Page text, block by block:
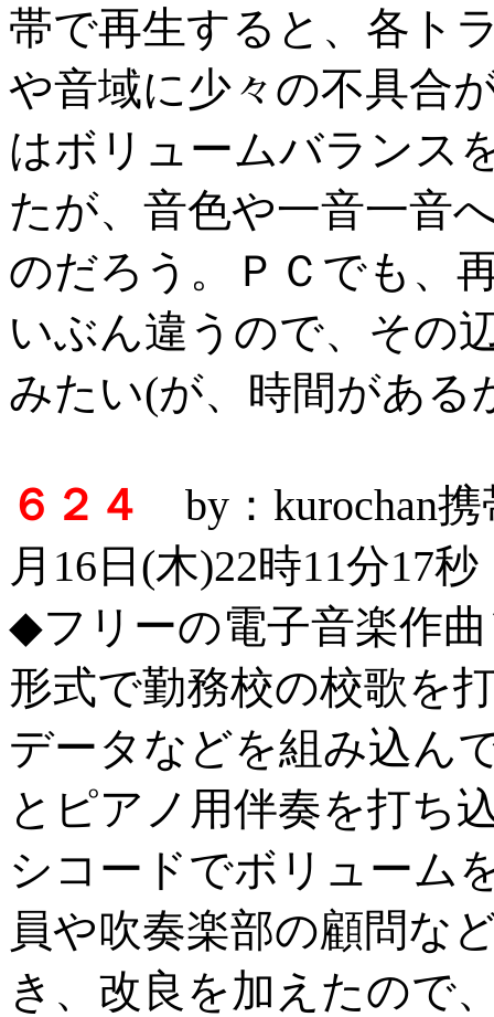
帯で再生すると、各ト
や音域に少々の不具合
はボリュームバランス
たが、音色や一音一音
のだろう。ＰＣでも、
いぶん違うので、その
みたい(が、時間がある
６２４
by：kurochan
月16日(木)22時11分17秒
◆フリーの電子音楽作
形式で勤務校の校歌を
データなどを組み込ん
とピアノ用伴奏を打ち
シコードでボリューム
員や吹奏楽部の顧問な
き、改良を加えたので